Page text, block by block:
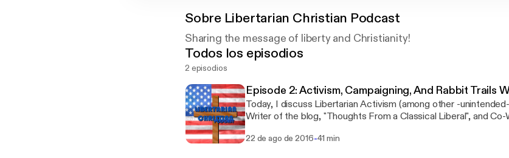
Sobre Libertarian Christian Podcast
Sharing the message of liberty and Christianity!
Todos los episodios
2 episodios
Episode 2: Activism, Campaigning, And Rabbit Trails
Today, I discuss Libertarian Activism (among other -
Writer of the blog, "Thoughts From a Classical Liberal", and
Drugs." Thoughts From A Classical Liberal: https://academianoob2016.wordpress.com/
22 de ago de 2016-41 min